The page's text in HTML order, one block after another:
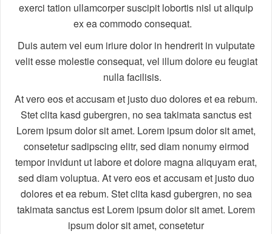
exerci tation ullamcorper suscipit lobortis nisl ut aliquip
ex ea commodo consequat.
Duis autem vel eum iriure dolor in hendrerit in vulputate
velit esse molestie consequat, vel illum dolore eu feugiat
nulla facilisis.
At vero eos et accusam et justo duo dolores et ea rebum.
Stet clita kasd gubergren, no sea takimata sanctus est
Lorem ipsum dolor sit amet. Lorem ipsum dolor sit amet,
consetetur sadipscing elitr, sed diam nonumy eirmod
tempor invidunt ut labore et dolore magna aliquyam erat,
sed diam voluptua. At vero eos et accusam et justo duo
dolores et ea rebum. Stet clita kasd gubergren, no sea
takimata sanctus est Lorem ipsum dolor sit amet. Lorem
ipsum dolor sit amet, consetetur